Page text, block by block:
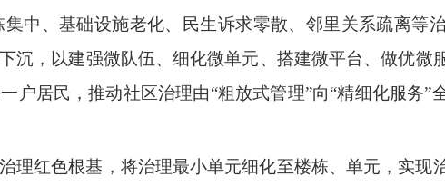
中、基础设施老化、民生诉求零散、邻里关系疏离等
沉，以建强微队伍、细化微单元、搭建微平台、做优微
居民，推动社区治理由“粗放式管理”向“精细化服务”
理红色根基，将治理最小单元细化至楼栋、单元，实现